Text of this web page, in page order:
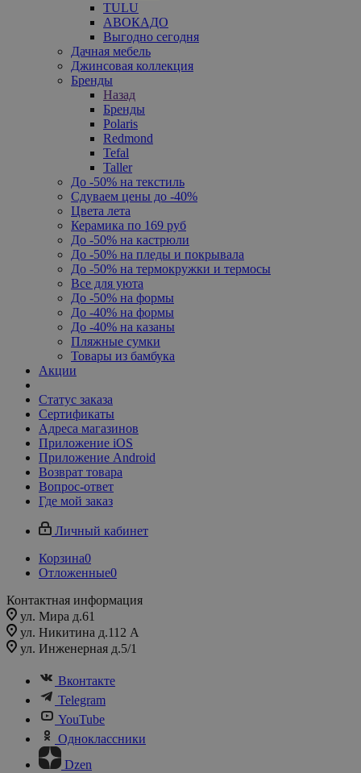
TULU
АВОКАДО
Выгодно сегодня
Дачная мебель
Джинсовая коллекция
Бренды
Назад
Бренды
Polaris
Redmond
Tefal
Taller
До -50% на текстиль
Сдуваем цены до -40%
Цвета лета
Керамика по 169 руб
До -50% на кастрюли
До -50% на пледы и покрывала
До -50% на термокружки и термосы
Все для уюта
До -50% на формы
До -40% на формы
До -40% на казаны
Пляжные сумки
Товары из бамбука
Акции
Статус заказа
Сертификаты
Адреса магазинов
Приложение iOS
Приложение Android
Возврат товара
Вопрос-ответ
Где мой заказ
Личный кабинет
Корзина0
Отложенные0
Контактная информация
ул. Мира д.61
ул. Никитина д.112 А
ул. Инженерная д.5/1
Вконтакте
Telegram
YouTube
Одноклассники
Dzen